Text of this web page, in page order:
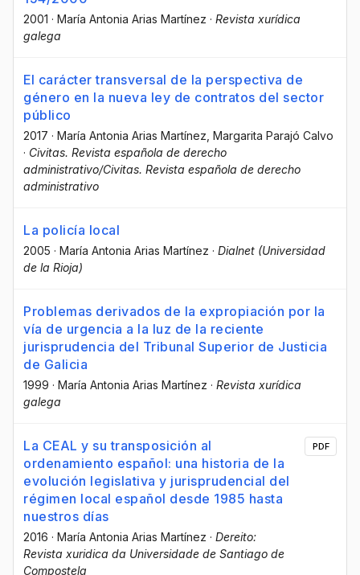
2001 · María Antonia Arias Martínez · Revista xurídica
galega
El carácter transversal de la perspectiva de
género en la nueva ley de contratos del sector
público
2017 · María Antonia Arias Martínez , Margarita Parajó Calvo
· Civitas. Revista española de derecho
administrativo/Civitas. Revista española de derecho
administrativo
La policía local
2005 · María Antonia Arias Martínez · Dialnet (Universidad
de la Rioja)
Problemas derivados de la expropiación por la
vía de urgencia a la luz de la reciente
jurisprudencia del Tribunal Superior de Justicia
de Galicia
1999 · María Antonia Arias Martínez · Revista xurídica
galega
La CEAL y su transposición al
ordenamiento español: una historia de la
evolución legislativa y jurisprudencial del
régimen local español desde 1985 hasta
nuestros días
2016 · María Antonia Arias Martínez · Dereito:
Revista xuridica da Universidade de Santiago de
Compostela
PDF